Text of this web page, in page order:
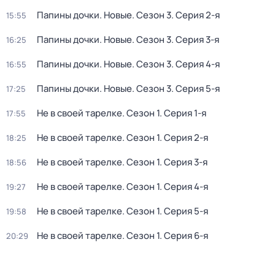
15:55 Папины дочки. Новые. Сезон 3. Серия 2-я
16:25 Папины дочки. Новые. Сезон 3. Серия 3-я
16:55 Папины дочки. Новые. Сезон 3. Серия 4-я
17:25 Папины дочки. Новые. Сезон 3. Серия 5-я
17:55 Не в своей тарелке. Сезон 1. Серия 1-я
18:25 Не в своей тарелке. Сезон 1. Серия 2-я
18:56 Не в своей тарелке. Сезон 1. Серия 3-я
19:27 Не в своей тарелке. Сезон 1. Серия 4-я
19:58 Не в своей тарелке. Сезон 1. Серия 5-я
20:29 Не в своей тарелке. Сезон 1. Серия 6-я